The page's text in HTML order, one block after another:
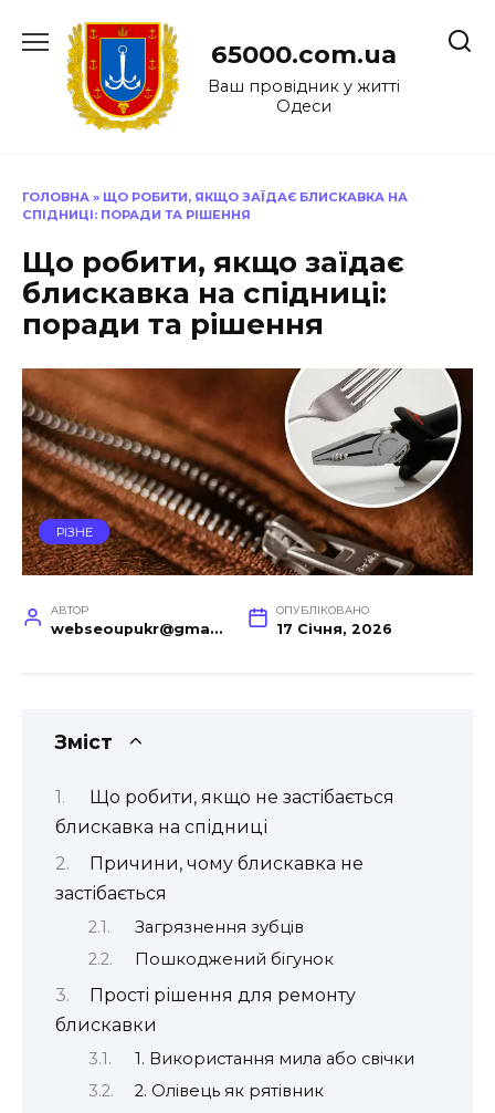
до
65000.com.ua
Ваш провідник у житті
Одеси
ГОЛОВНА » ЩО РОБИТИ, ЯКЩО ЗАЇДАЄ БЛИСКАВКА НА
СПІДНИЦІ: ПОРАДИ ТА РІШЕННЯ
Що робити, якщо заїдає
блискавка на спідниці:
поради та рішення
РІЗНЕ
АВТОР
webseoupukr@gmail.com
ОПУБЛІКОВАНО
17 Січня, 2026
Зміст
Що робити, якщо не застібається
блискавка на спідниці
Причини, чому блискавка не
застібається
Загрязнення зубців
Пошкоджений бігунок
Прості рішення для ремонту
блискавки
1. Використання мила або свічки
2. Олівець як рятівник